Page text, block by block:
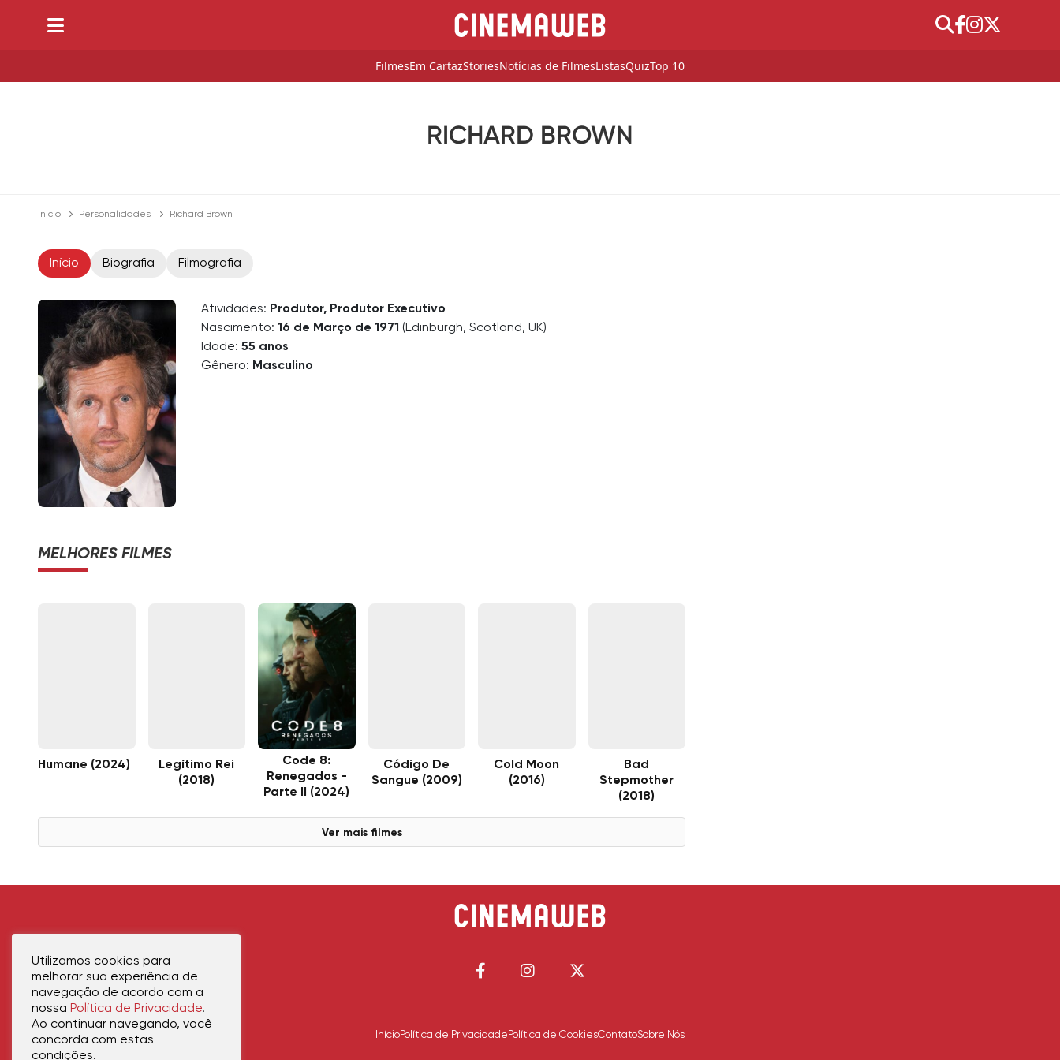
FilmesEm CartazStoriesNotícias de FilmesListasQuizTop 10
RICHARD BROWN
Início Personalidades Richard Brown
Início Biografia Filmografia
Atividades: Produtor, Produtor Executivo
Nascimento: 16 de Março de 1971 (Edinburgh, Scotland, UK)
Idade: 55 anos
Gênero: Masculino
MELHORES FILMES
Humane (2024)
Legítimo Rei
(2018)
Code 8:
Renegados -
Parte II (2024)
Código De
Sangue (2009)
Cold Moon
(2016)
Bad
Stepmother
(2018)
Ver mais filmes
InícioPolítica de Privacidade Política de CookiesContatoSobre Nós
Utilizamos cookies para
melhorar sua experiência de
navegação de acordo com a
nossa Política de Privacidade.
Ao continuar navegando, você
concorda com estas
condições.